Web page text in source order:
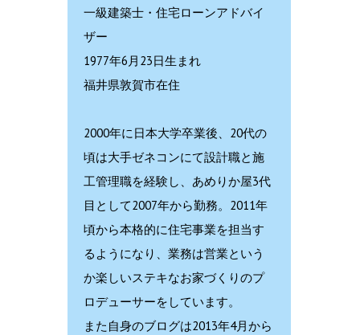
一級建築士・住宅ローンアドバイ
ザー
1977年6月23日生まれ
福井県敦賀市在住
2000年に日本大学卒業後、20代の
頃は大手ゼネコンにて設計職と施
工管理職を経験し、あめりか屋3代
目として2007年から勤務。2011年
頃から本格的に住宅事業を担当す
るようになり、業務は営業という
か楽しいステキなお家づくりのプ
ロデューサーをしています。
また自身のブログは2013年4月から